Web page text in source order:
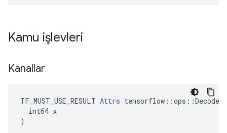
Kamu işlevleri
Kanallar
TF_MUST_USE_RESULT Attrs
  int64 x
)